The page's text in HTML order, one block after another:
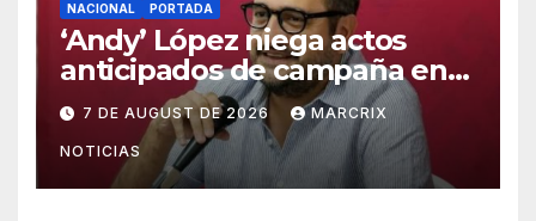
NACIONAL PORTADA
‘Andy’ López niega actos
anticipados de campaña en
Tabasco
7 DE AUGUST DE 2026 MARCRIX
NOTICIAS